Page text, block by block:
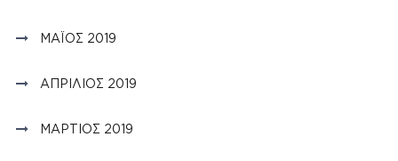
ΜΆΙΟΣ 2019
ΑΠΡΊΛΙΟΣ 2019
ΜΆΡΤΙΟΣ 2019